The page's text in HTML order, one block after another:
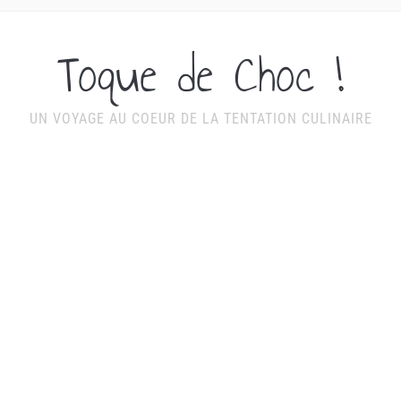
Toque de Choc !
UN VOYAGE AU COEUR DE LA TENTATION CULINAIRE